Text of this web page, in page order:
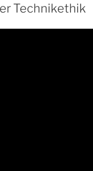
Technikethik